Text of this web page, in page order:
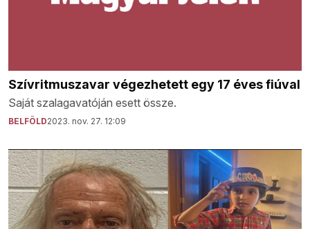
Szívritmuszavar végezhetett egy 17 éves fiúval
Saját szalagavatóján esett össze.
BELFÖLD2023. nov. 27. 12:09